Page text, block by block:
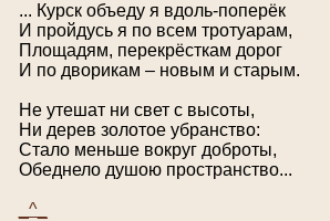
... Курск объеду я вдоль-поперёк
И пройдусь я по всем тротуарам,
Площадям, перекрёсткам дорог
И по дворикам – новым и старым.
Не утешат ни свет с высоты,
Ни дерев золотое убранство:
Стало меньше вокруг доброты,
Обеднело душою пространство...
_^_